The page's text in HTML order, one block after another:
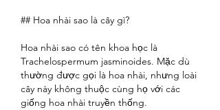
## Hoa nhài sao là cây gì?
Hoa nhài sao có tên khoa học là
Trachelospermum jasminoides. Mặc dù
thường được gọi là hoa nhài, nhưng loài
cây này không thuộc cùng họ với các
giống hoa nhài truyền thống.